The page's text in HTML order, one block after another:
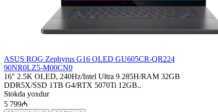
ASUS ROG Zephyrus G16 OLED GU605CR-QR224
90NR0LZ5-M00CN0
16" 2.5K OLED, 240Hz/Intel Ultra 9 285H/RAM 32GB
DDR5X/SSD 1TB G4/RTX 5070Ti 12GB..
Stokda yoxdur
5 799₼